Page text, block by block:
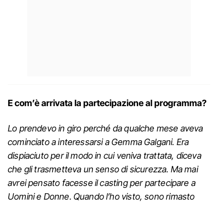
E com’è arrivata la partecipazione al programma?
Lo prendevo in giro perché da qualche mese aveva
cominciato a interessarsi a Gemma Galgani. Era
dispiaciuto per il modo in cui veniva trattata, diceva
che gli trasmetteva un senso di sicurezza. Ma mai
avrei pensato facesse il casting per partecipare a
Uomini e Donne. Quando l’ho visto, sono rimasto